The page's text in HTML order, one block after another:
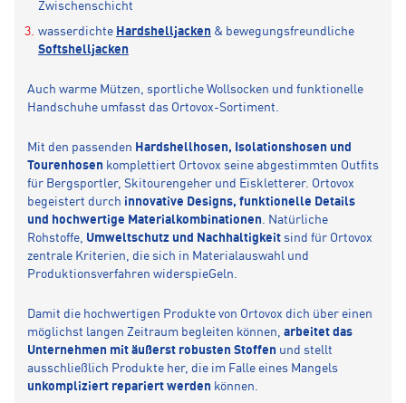
Zwischenschicht
wasserdichte Hardshelljacken & bewegungsfreundliche
Softshelljacken
Auch warme Mützen, sportliche Wollsocken und funktionelle
Handschuhe umfasst das Ortovox-Sortiment.
Mit den passenden Hardshellhosen, Isolationshosen und
Tourenhosen komplettiert Ortovox seine abgestimmten Outfits
für Bergsportler, Skitourengeher und Eiskletterer. Ortovox
begeistert durch innovative Designs, funktionelle Details
und hochwertige Materialkombinationen. Natürliche
Rohstoffe, Umweltschutz und Nachhaltigkeit sind für Ortovox
zentrale Kriterien, die sich in Materialauswahl und
Produktionsverfahren widerspieGeln.
Damit die hochwertigen Produkte von Ortovox dich über einen
möglichst langen Zeitraum begleiten können, arbeitet das
Unternehmen mit äußerst robusten Stoffen und stellt
ausschließlich Produkte her, die im Falle eines Mangels
unkompliziert repariert werden können.